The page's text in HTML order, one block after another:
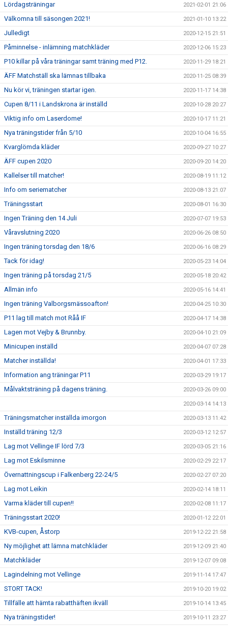
Lördagsträningar 2021-02-01 21:06
Välkomna till säsongen 2021! 2021-01-10 13:22
Julledigt 2020-12-15 21:51
Påminnelse - inlämning matchkläder 2020-12-06 15:23
P10 killar på våra träningar samt träning med P12. 2020-11-29 18:21
ÄFF Matchställ ska lämnas tillbaka 2020-11-25 08:39
Nu kör vi, träningen startar igen. 2020-11-17 14:38
Cupen 8/11 i Landskrona är inställd 2020-10-28 20:27
Viktig info om Laserdome! 2020-10-17 11:21
Nya träningstider från 5/10 2020-10-04 16:55
Kvarglömda kläder 2020-09-27 10:27
ÄFF cupen 2020 2020-09-20 14:20
Kallelser till matcher! 2020-08-19 11:12
Info om seriematcher 2020-08-13 21:07
Träningsstart 2020-08-01 16:30
Ingen Träning den 14 Juli 2020-07-07 19:53
Våravslutning 2020 2020-06-26 08:50
Ingen träning torsdag den 18/6 2020-06-16 08:29
Tack för idag! 2020-05-23 14:04
Ingen träning på torsdag 21/5 2020-05-18 20:42
Allmän info 2020-05-16 14:41
Ingen träning Valborgsmässoafton! 2020-04-25 10:30
P11 lag till match mot Råå IF 2020-04-17 14:38
Lagen mot Vejby & Brunnby. 2020-04-10 21:09
Minicupen inställd 2020-04-07 07:28
Matcher inställda! 2020-04-01 17:33
Information ang träningar P11 2020-03-29 19:17
Målvaktsträning på dagens träning. 2020-03-26 09:00
2020-03-14 14:13
Träningsmatcher inställda imorgon 2020-03-13 11:42
Inställd träning 12/3 2020-03-12 12:57
Lag mot Vellinge IF lörd 7/3 2020-03-05 21:16
Lag mot Eskilsminne 2020-02-29 22:17
Övernattningscup i Falkenberg 22-24/5 2020-02-27 07:20
Lag mot Leikin 2020-02-14 18:11
Varma kläder till cupen!! 2020-02-08 11:17
Träningsstart 2020! 2020-01-12 22:01
KVB-cupen, Åstorp 2019-12-22 21:58
Ny möjlighet att lämna matchkläder 2019-12-09 21:40
Matchkläder 2019-12-07 09:08
Lagindelning mot Vellinge 2019-11-14 17:47
STORT TACK! 2019-10-20 19:02
Tillfälle att hämta rabatthäften ikväll 2019-10-14 13:45
Nya träningstider! 2019-10-11 23:27